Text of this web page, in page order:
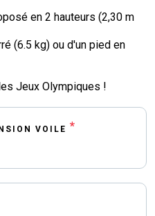
en 2 hauteurs (2,30 m
(6.5 kg) ou d'un pied en
Jeux Olympiques !
VOILE *